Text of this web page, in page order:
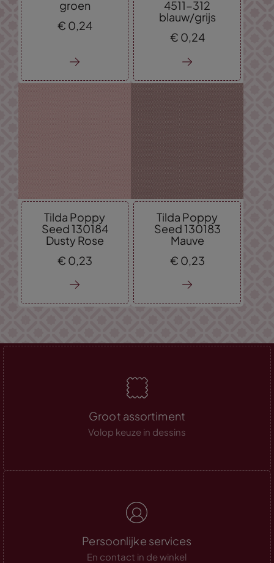
groen
€ 0,24
4511-312
blauw/grijs
€ 0,24
Tilda Poppy
Seed 130184
Dusty Rose
€ 0, 23
Tilda Poppy
Seed 130183
Mauve
€ 0, 23
Groot assortiment
Volop keuze in dessins
Persoonlijke services
En contact in de winkel